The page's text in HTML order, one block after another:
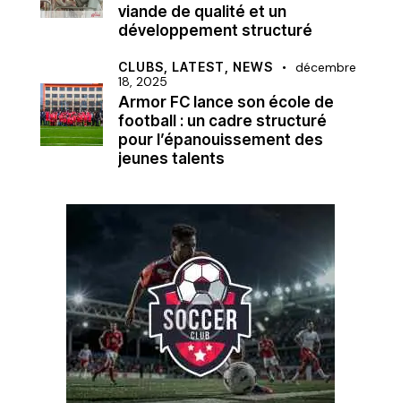
viande de qualité et un
développement structuré
CLUBS, LATEST, NEWS
décembre
18, 2025
Armor FC lance son école de
football : un cadre structuré
pour l’épanouissement des
jeunes talents